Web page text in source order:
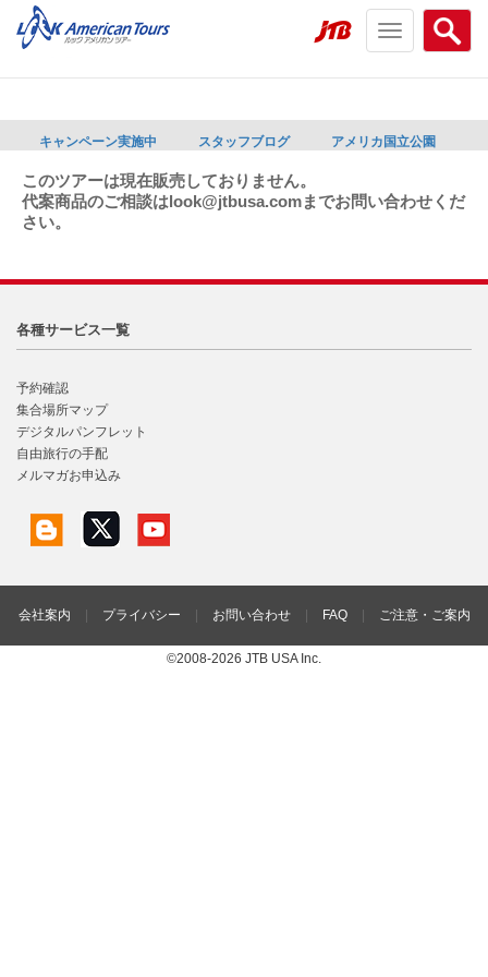
Search
menu
Toggle
navigation
キャンペーン実施中 スタッフブログ アメリカ国立公園
このツアーは現在販売しておりません。
代案商品のご相談はlook@jtbusa.comまでお問い合わせくだ
さい。
各種サービス一覧
予約確認
集合場所マップ
デジタルパンフレット
自由旅行の手配
メルマガお申込み
会社案内 プライバシー お問い合わせ FAQ ご注意・ご案内
©2008-2026 JTB USA Inc.